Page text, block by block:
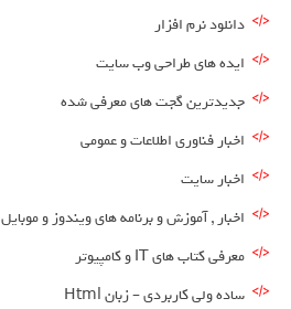
دانلود نرم افزار
ایده های طراحی وب سایت
جدیدترین گجت های معرفی شده
اخبار فناوری اطلاعات و عمومی
اخبار سایت
اخبار , آموزش و برنامه های ویندوز و موبایل
معرفی کتاب های IT و کامپیوتر
ساده ولی کاربردی – زبان Html